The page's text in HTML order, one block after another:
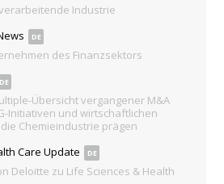
Industrie
DE
des Finanzsektors
DE
Übersicht vergangener M&A
Initiativen und wirtschaftlichen
Chemieindustrie prägen
Care Update
DE
Deloitte zu Life Sciences & Health